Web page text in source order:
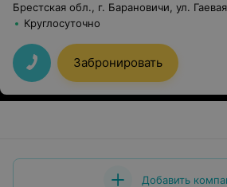
Брестская обл., г. Барановичи, ул.
Круглосуточно
Забронировать
Добавить